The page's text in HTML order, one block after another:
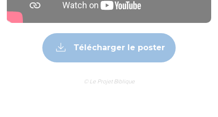
Télécharger le poster
© Le Projet Biblique